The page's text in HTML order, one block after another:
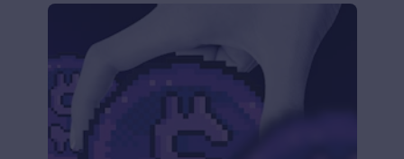
¡No creerás cuánto gana un desarrollador de